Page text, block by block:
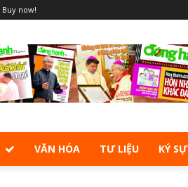
Buy now!
VĂN HÓA TƯ LIỆU KÝ SỰ